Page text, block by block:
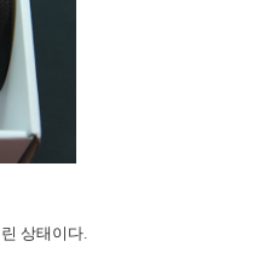
상태이다.